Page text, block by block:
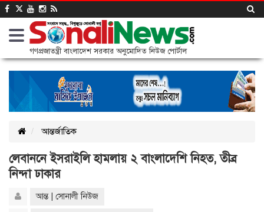
গণপ্রজাতন্ত্রী বাংলাদেশ সরকার অনুমোদিত নিউজ পোর্টাল
আন্তর্জাতিক
লেবাননে ইসরাইলি হামলায় ২ বাংলাদেশি নিহত, তীব্র
নিন্দা ঢাকার
আন্ত | সোনালী নিউজ